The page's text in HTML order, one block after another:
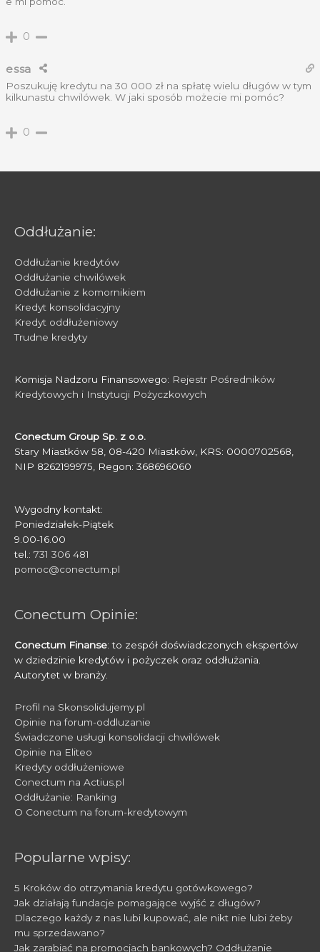
0
essa
Poszukuję kredytu na 30 000 zł na spłatę wielu długów w tym
kilkunastu chwilówek. W jaki sposób możecie mi pomóc?
0
Oddłużanie:
Oddłużanie kredytów
Oddłużanie chwilówek
Oddłużanie z komornikiem
Kredyt konsolidacyjny
Kredyt oddłużeniowy
Trudne kredyty
Komisja Nadzoru Finansowego: Rejestr Pośredników
Kredytowych i Instytucji Pożyczkowych
Conectum Group Sp. z o.o.
Stary Miastków 58, 08-420 Miastków, KRS: 0000702568,
NIP 8262199975, Regon: 368696060
Wygodny kontakt:
Poniedziałek-Piątek
9.00-16.00
tel.: 731 306 481
pomoc@conectum.pl
Conectum Opinie:
Conectum Finanse: to zespół doświadczonych ekspertów
w dziedzinie kredytów i pożyczek oraz oddłużania.
Autorytet w branży.
Profil na Skonsolidujemy.pl
Opinie na forum-oddluzanie
Świadczone usługi konsolidacji chwilówek
Opinie na Eliteo
Kredyty oddłużeniowe
Conectum na Actius.pl
Oddłużanie: Ranking
O Conectum na forum-kredytowym
Popularne wpisy:
5 Kroków do otrzymania kredytu gotówkowego?
Jak działają fundacje pomagające wyjść z długów?
Dlaczego każdy z nas lubi kupować, ale nikt nie lubi żeby
mu sprzedawano?
Jak zarabiać na promocjach bankowych? Oddłużanie